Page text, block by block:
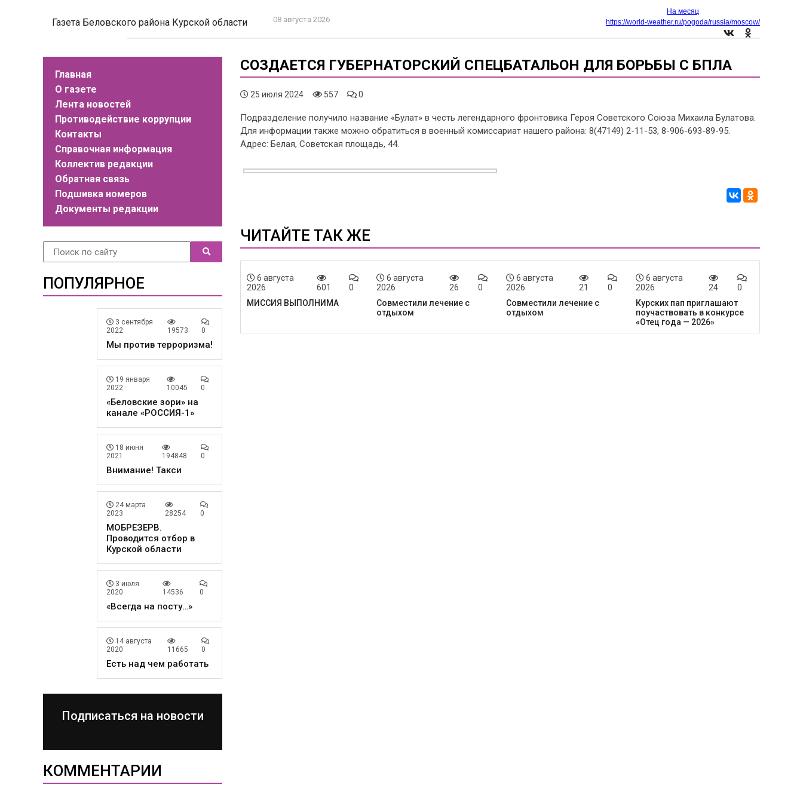
Газета Беловского района Курской области 08 августа 2026
На месяц
https://world-weather.ru/pogoda/russia/moscow/
Главная
О газете
Лента новостей
Противодействие коррупции
Контакты
Справочная информация
Коллектив редакции
Обратная связь
Подшивка номеров
Документы редакции
ПОПУЛЯРНОЕ
3 сентября
2022
19573 0
Мы против терроризма!
19 января
2022
10045 0
«Беловские зори» на
канале «РОССИЯ-1»
18 июня
2021
194848 0
Внимание! Такси
24 марта
2023
28254 0
МОБРЕЗЕРВ.
Проводится отбор в
Курской области
3 июля
2020
14536 0
«Всегда на посту…»
14 августа
2020
11665 0
Есть над чем работать
Подписаться на новости
КОММЕНТАРИИ
СОЗДАЕТСЯ ГУБЕРНАТОРСКИЙ СПЕЦБАТАЛЬОН ДЛЯ БОРЬБЫ С БПЛА
25 июля 2024 557 0
Подразделение получило название «Булат» в честь легендарного фронтовика Героя Советского Союза Михаила Булатова.
Для информации также можно обратиться в военный комиссариат нашего района: 8(47149) 2-11-53, 8-906-693-89-95.
Адрес: Белая, Советская площадь, 44.
ЧИТАЙТЕ ТАК ЖЕ
6 августа
2026
601
0
МИССИЯ ВЫПОЛНИМА
6 августа
2026
26
0
Совместили лечение с
отдыхом
6 августа
2026
21
0
Совместили лечение с
отдыхом
6 августа
2026
24
0
Курских пап приглашают
поучаствовать в конкурсе
«Отец года — 2026»